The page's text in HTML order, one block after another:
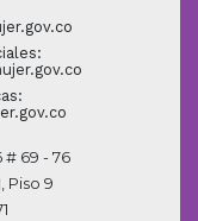
# 69 - 76
Piso 9